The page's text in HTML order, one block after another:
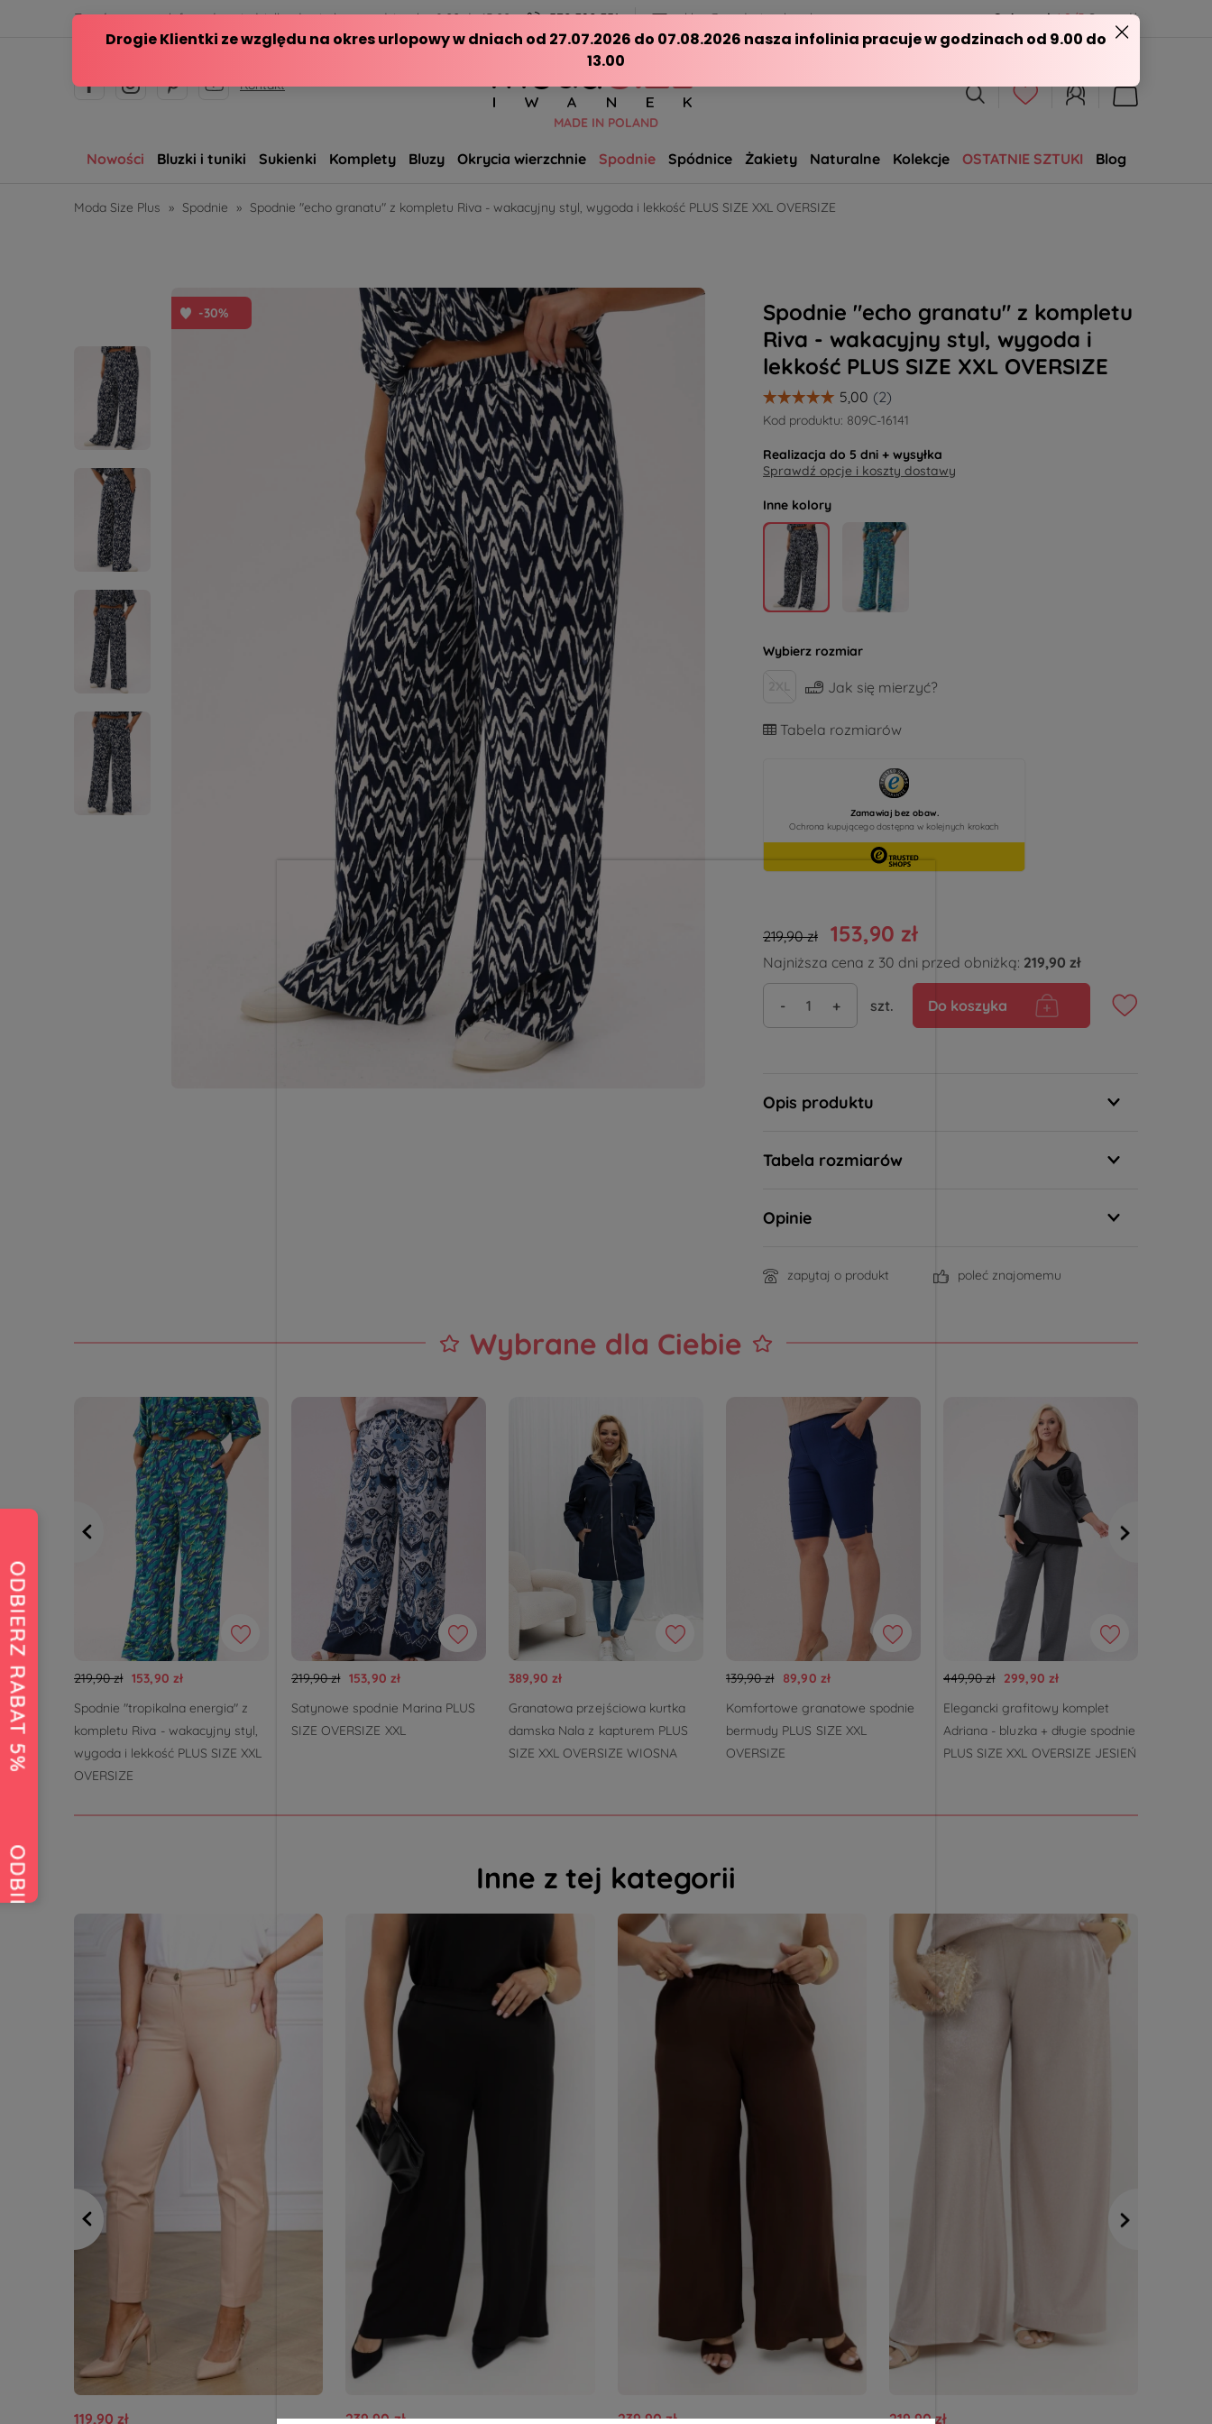
Zamów przez telefon od poniedziałku do piątku w godzinach - 8:00 do 15:00 570 390 351 sklep@modasizeplus.pl Opineo.pl 4.9/5 Sprawdź
Kontakt
MADE IN POLAND
Nowości Bluzki i tuniki Sukienki Komplety Bluzy Okrycia wierzchnie Spodnie Spódnice Żakiety Naturalne Kolekcje OSTATNIE SZTUKI
Blog
Moda Size Plus » Spodnie » Spodnie "echo granatu" z kompletu Riva - wakacyjny styl, wygoda i lekkość PLUS SIZE XXL OVERSIZE
-30%
Spodnie "echo granatu" z kompletu
Riva - wakacyjny styl, wygoda i
lekkość PLUS SIZE XXL OVERSIZE
Kod produktu: 809C-16141
Realizacja do 5 dni + wysyłka
Sprawdź opcje i koszty dostawy
Inne kolory
Wybierz rozmiar
Jak się mierzyć?
Tabela rozmiarów
219,90 zł 153,90 zł
Najniższa cena z 30 dni przed obniżką: 219,90 zł
- + szt. Do koszyka
Opis produktu
Tabela rozmiarów
Opinie
zapytaj o produkt poleć znajomemu
Wybrane dla Ciebie
219,90 zł 153,90 zł
Spodnie "tropikalna energia" z
kompletu Riva - wakacyjny styl,
wygoda i lekkość PLUS SIZE XXL
OVERSIZE
219,90 zł 153,90 zł
Satynowe spodnie Marina PLUS
SIZE OVERSIZE XXL
389,90 zł
Granatowa przejściowa kurtka
damska Nala z kapturem PLUS
SIZE XXL OVERSIZE WIOSNA
139,90 zł 89,90 zł
Komfortowe granatowe spodnie
bermudy PLUS SIZE XXL
OVERSIZE
449,90 zł 299,90 zł
Elegancki grafitowy komplet
Adriana - bluzka + długie spodnie
PLUS SIZE XXL OVERSIZE JESIEŃ
Inne z tej kategorii
119,90 zł
239,90 zł
239,90 zł
219,90 zł